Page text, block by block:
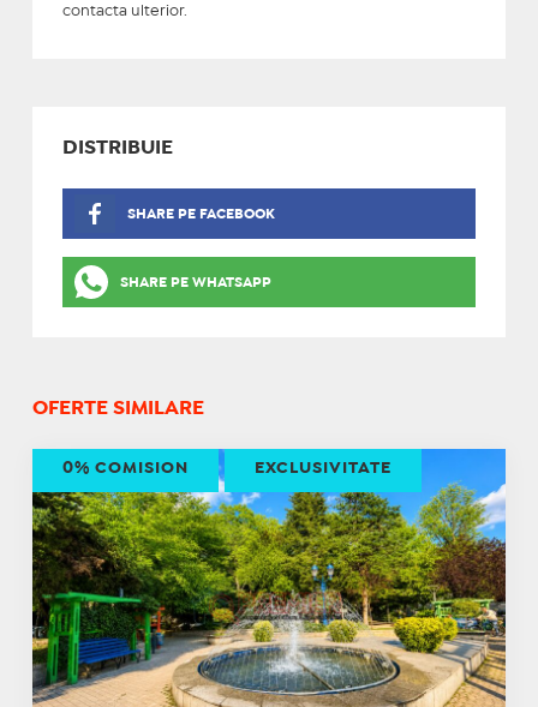
contacta ulterior.
DISTRIBUIE
SHARE PE FACEBOOK
SHARE PE WHATSAPP
OFERTE SIMILARE
0% COMISION EXCLUSIVITATE